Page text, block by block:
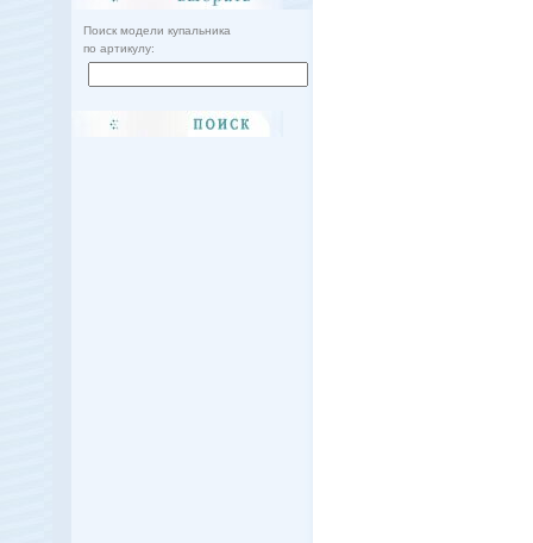
Поиск модели купальника
по артикулу: